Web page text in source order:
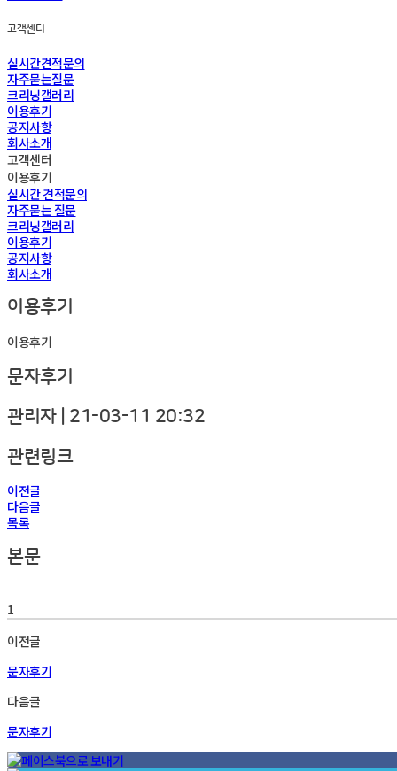
고객센터
실시간견적문의
자주묻는질문
크리닝갤러리
이용후기
공지사항
회사소개
고객센터
이용후기
실시간 견적문의
자주묻는 질문
크리닝갤러리
이용후기
공지사항
회사소개
이용후기
이용후기
문자후기
관리자| 21-03-11 20:32
관련링크
이전글
다음글
목록
본문
1
이전글
문자후기
다음글
문자후기